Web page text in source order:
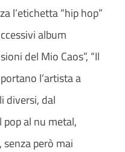
l’etichetta “hip hop”
album
del Mio Caos”, “Il
l’artista a
diversi, dal
al nu metal,
senza però mai